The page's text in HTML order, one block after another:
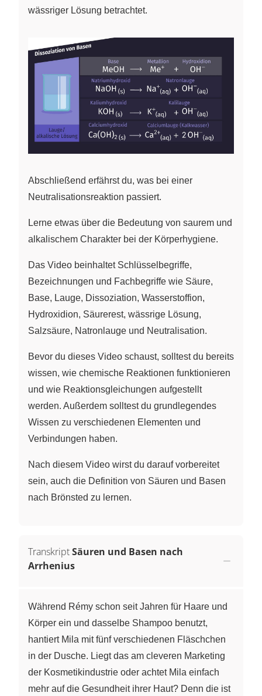
wässriger Lösung betrachtet.
Abschließend erfährst du, was bei einer
Neutralisationsreaktion passiert.
Lerne etwas über die Bedeutung von saurem und
alkalischem Charakter bei der Körperhygiene.
Das Video beinhaltet Schlüsselbegriffe,
Bezeichnungen und Fachbegriffe wie Säure,
Base, Lauge, Dissoziation, Wasserstoffion,
Hydroxidion, Säurerest, wässrige Lösung,
Salzsäure, Natronlauge und Neutralisation.
Bevor du dieses Video schaust, solltest du bereits
wissen, wie chemische Reaktionen funktionieren
und wie Reaktionsgleichungen aufgestellt
werden. Außerdem solltest du grundlegendes
Wissen zu verschiedenen Elementen und
Verbindungen haben.
Nach diesem Video wirst du darauf vorbereitet
sein, auch die Definition von Säuren und Basen
nach Brönsted zu lernen.
TranskriptSäuren und Basen nach
Arrhenius
Während Rémy schon seit Jahren für Haare und
Körper ein und dasselbe Shampoo benutzt,
hantiert Mila mit fünf verschiedenen Fläschchen
in der Dusche. Liegt das am cleveren Marketing
der Kosmetikindustrie oder achtet Mila einfach
mehr auf die Gesundheit ihrer Haut? Denn die ist